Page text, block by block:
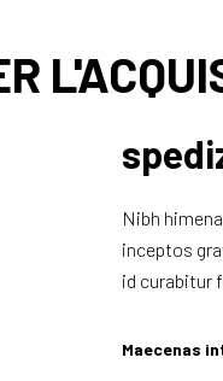
Nibh
inceptos
id curabitur
Maecenas